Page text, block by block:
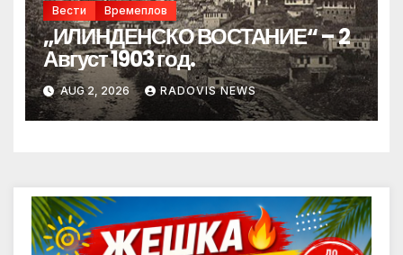
Вести Времеплов
„ИЛИНДЕНСКО ВОСТАНИЕ“ – 2
Август 1903 год.
AUG 2, 2026 RADOVIS NEWS